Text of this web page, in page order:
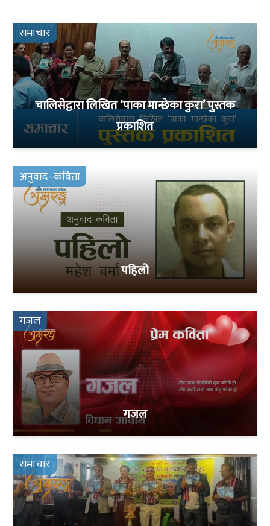
समाचार
चालिसेद्वारा लिखित ‘पाका मान्छेका कुरा’ पुस्तक
प्रकाशित
अनुवाद–कविता
पहिलो
गजल
गजल
समाचार